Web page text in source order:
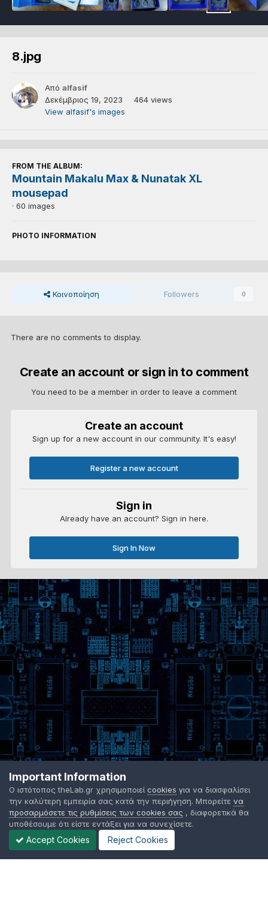
8.jpg
Από alfasif
Δεκέμβριος 19, 2023
464 views
View alfasif's images
FROM THE ALBUM:
Mountain Makalu Max & Nunatak XL
mousepad
· 60 images
PHOTO INFORMATION
Κοινοποίηση Followers 0
There are no comments to display.
Create an account or sign in to comment
You need to be a member in order to leave a comment
Create an account
Sign up for a new account in our community. It's easy!
Register a new account
Sign in
Already have an account? Sign in here.
Sign In Now
Important Information
Ο ιστότοπος theLab.gr χρησιμοποιεί cookies για να διασφαλίσει
την καλύτερη εμπειρία σας κατά την περιήγηση. Μπορείτε να
προσαρμόσετε τις ρυθμίσεις των cookies σας , διαφορετικά θα
υποθέσουμε ότι είστε εντάξει για να συνεχίσετε.
Accept Cookies Reject Cookies